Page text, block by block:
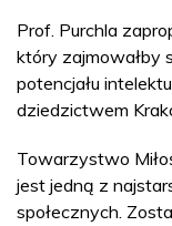
Prof. Purchla
który zajmowałby
potencjału
dziedzictwem
Towarzystwo
jest jedną z
społecznych.